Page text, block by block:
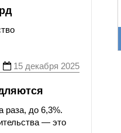
15 декабря 2025
раза, до 6,3%.
— это